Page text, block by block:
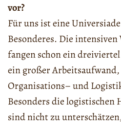
vor?
Für uns ist eine
Besonderes. Die
fangen schon ein
ein großer
Organisations– und
Besonders die logistischen
sind nicht zu